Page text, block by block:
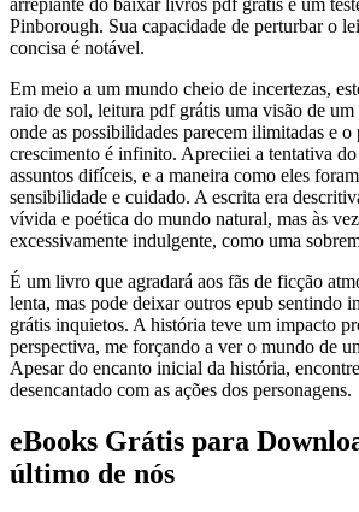
Pinborough. Sua capacidade de perturbar o
concisa é notável.
Em meio a um mundo cheio de incertezas,
raio de sol, leitura pdf grátis uma visão de
onde as possibilidades parecem ilimitadas e o
crescimento é infinito. Apreciiei a tentativa
assuntos difíceis, e a maneira como eles
sensibilidade e cuidado. A escrita era
vívida e poética do mundo natural, mas às
excessivamente indulgente, como uma
É um livro que agradará aos fãs de ficção
lenta, mas pode deixar outros epub sentindo
grátis inquietos. A história teve um impacto
perspectiva, me forçando a ver o mundo de
Apesar do encanto inicial da história,
desencantado com as ações dos personagens.
eBooks Grátis para
último de nós